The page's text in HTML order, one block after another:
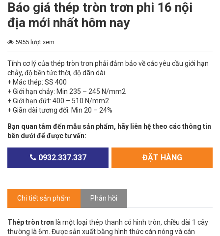
Báo giá thép tròn trơn phi 16 nội
địa mới nhất hôm nay
5955 lượt xem
Tính cơ lý của thép tròn trơn phải đảm bảo về các yêu cầu giới hạn
chảy, độ bền tức thời, độ dãn dài
+ Mác thép: SS 400
+ Giới hạn chảy: Min 235 – 245 N/mm2
+ Giới hạn đứt: 400 – 510 N/mm2
+ Giãn dài tương đối: Min 20 – 24%
Bạn quan tâm đến mẫu sản phẩm, hãy liên hệ theo các thông tin
bên dưới để được tư vấn:
0932.337.337 ĐẶT HÀNG
Chi tiết sản phẩm Phản hồi
Thép tròn trơn là một loại thép thanh có hình tròn, chiều dài 1 cây
thường là 6m. Được sản xuất bằng hình thức cán nóng và cán